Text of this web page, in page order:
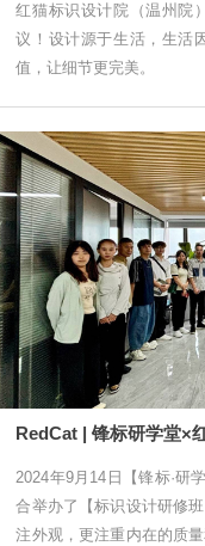
红猫标识设计院（温州院
议！设计源于生活，生活
值，让细节更完美。
2024年9月14日【锋标·研
合举办了【标识设计研修
注外观，更注重内在的质